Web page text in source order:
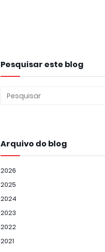
Pesquisar este blog
Arquivo do blog
2026
2025
2024
2023
2022
2021